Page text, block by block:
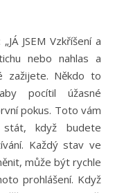
nebo nahlas a
zažijete. Někdo to
pocítil úžasné
pokus. Toto vám
když budete
Každý stav ve
může být rychle
prohlášení. Když